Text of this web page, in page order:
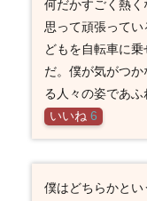
何だかすごく熱
思って頑張って
どもを自転車に
だ。僕が気がつ
る人々の姿であ
いいね 6
僕はどちらかと